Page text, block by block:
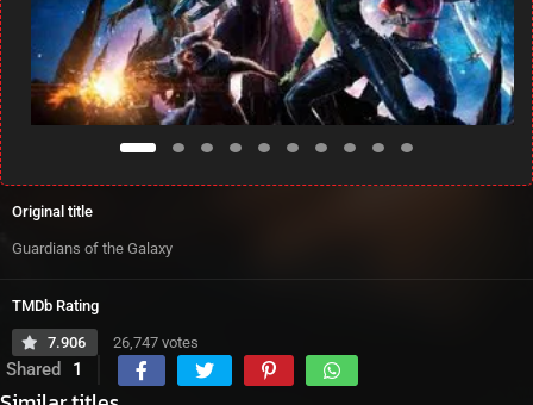
Original title
Guardians of the Galaxy
TMDb Rating
7.906 26,747 votes
Shared 1